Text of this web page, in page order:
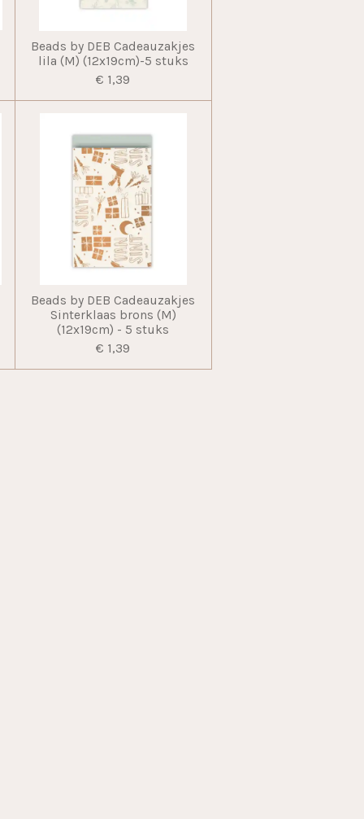
Beads by DEB Cadeauzakjes
lila (M) (12x19cm)-5 stuks
€ 1,39
Beads by DEB Cadeauzakjes
Sinterklaas brons (M)
(12x19cm) - 5 stuks
€ 1,39